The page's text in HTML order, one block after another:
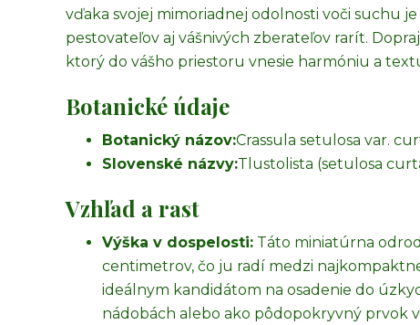
vďaka svojej mimoriadnej odolnosti voči suchu
pestovateľov aj vášnivých zberateľov rarít.
ktorý do vášho priestoru vnesie harmóniu a
Botanické údaje
Botanický názov:Crassula setulosa var.
Slovenské názvy:Tlustolista (setulosa
Vzhľad a rast
Výška v dospelosti: Táto miniatúrna
centimetrov, čo ju radí medzi
ideálnym kandidátom na osadenie do
nádobách alebo ako pôdopokryvný prvok